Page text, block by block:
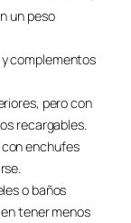
un peso
complementos
pero con
recargables.
enchufes
o baños
tener menos